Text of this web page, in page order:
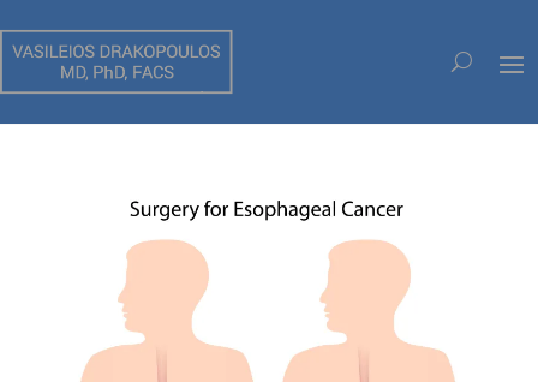
ΚΑΛΟΗΘΕΙΣ ΚΑΙ ΚΑΚΟΗΘΕΙΣ ΟΓΚΟΙ ΤΟΥ